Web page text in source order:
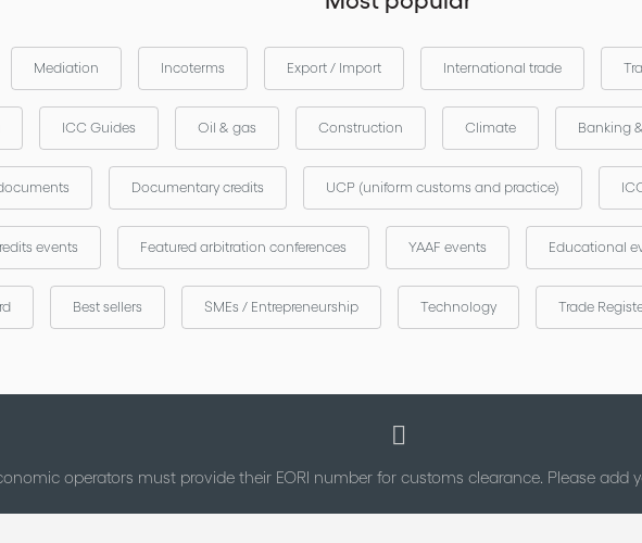
Mediation Incoterms Export / Import International trade
ICC Guides Oil & gas Construction Climate Banking
Documentary credits UCP (uniform customs and practice)
events Featured arbitration conferences YAAF events Educational
Best sellers SMEs / Entrepreneurship Technology Trade
operators must provide their EORI number for customs clearance. Please add